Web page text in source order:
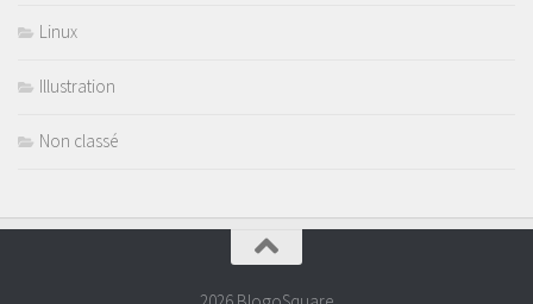
Linux
Illustration
Non classé